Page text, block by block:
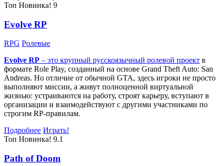
Топ Новинка! 9
Evolve RP
RPG Ролевые
Evolve RP – это крупный русскоязычный ролевой проект в
формате Role Play, созданный на основе Grand Theft Auto: San
Andreas. Но отличие от обычной GTA, здесь игроки не просто
выполняют миссии, а живут полноценной виртуальной
жизнью: устраиваются на работу, строят карьеру, вступают в
организации и взаимодействуют с другими участниками по
строгим RP-правилам.
Подробнее Играть!
Топ Новинка! 9.1
Path of Doom